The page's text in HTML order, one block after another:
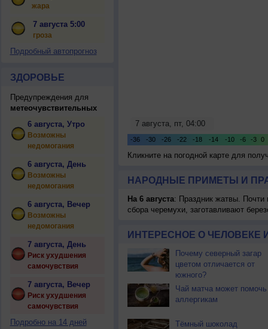
жара
7 августа 5:00
гроза
Подробный автопрогноз
ЗДОРОВЬЕ
Предупреждения для
метеочувствительных
6 августа, Утро
Возможны
недомогания
6 августа, День
Возможны
недомогания
6 августа, Вечер
Возможны
недомогания
7 августа, День
Риск ухудшения
самочувствия
7 августа, Вечер
Риск ухудшения
самочувствия
Подробно на 14 дней
Кликните на погодной карте для
НАРОДНЫЕ ПРИМЕТЫ И
На 6 августа: Праздник жатвы. Почти
сбора черемухи, заготавливают
ИНТЕРЕСНОЕ О ЧЕЛОВЕКЕ
Почему северный загар
цветом отличается от
южного?
Чай матча может помочь
аллергикам
Тёмный шоколад